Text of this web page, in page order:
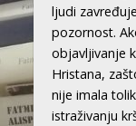
ljudi
pozornost.
objavljivanje
Hristana,
nije imala
istraživanju